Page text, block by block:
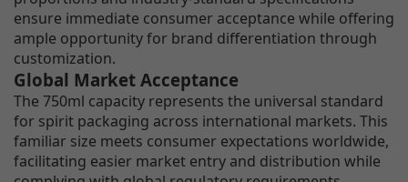
ensure immediate consumer acceptance while offering
ample opportunity for brand differentiation through
customization.
Global Market Acceptance
The 750ml capacity represents the universal standard
for spirit packaging across international markets. This
familiar size meets consumer expectations worldwide,
facilitating easier market entry and distribution while